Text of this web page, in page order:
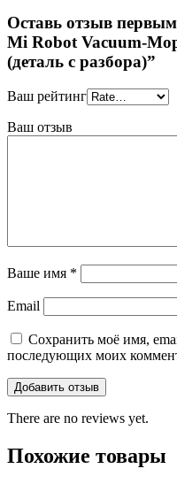
Оставь отзыв
Mi Robot Vacuum-
(деталь с разбора)”
Ваш рейтинг
Ваш отзыв
Ваше имя *
Email
Сохранить моё имя,
последующих моих
There are no reviews yet.
Похожие товары